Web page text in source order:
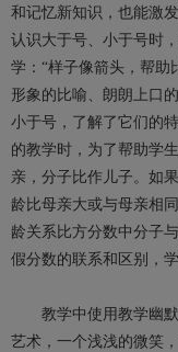
和记忆新知识，也能激
认识大于号、小于号时
学：“样子像箭头，帮助
形象的比喻、朗朗上口
小于号，了解了它们的
的教学时，为了帮助学
亲，分子比作儿子。如
龄比母亲大或与母亲相
龄关系比方分数中分子
假分数的联系和区别，
教学中使用教学幽默
艺术，一个浅浅的微笑